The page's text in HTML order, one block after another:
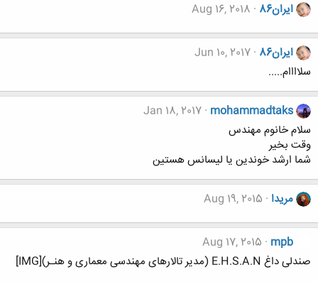
ایران86 Aug 16, 2018
ایران86
Jun 10, 2017
سلاااام.....
mohammadtaks
Jan 18, 2017
سلام خانوم مهندس
وقت بخیر
شما ارشد خوندین یا لیسانس هستین
مریدا Aug 19, 2015
mpb
Aug 17, 2015
صندلی داغ E.H.S.A.N (مدیر تالارهای مهندسی معماری و هنـر)[IMG]